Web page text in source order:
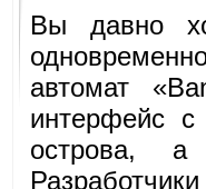
Вы давно
автомат
интерфейс
острова, а